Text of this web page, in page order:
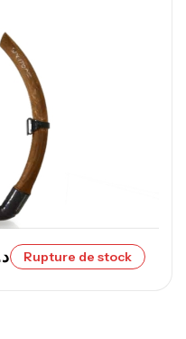
Rupture de stock